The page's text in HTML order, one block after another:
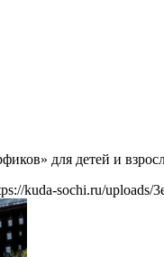
для детей и
kuda-sochi.ru/uploads/